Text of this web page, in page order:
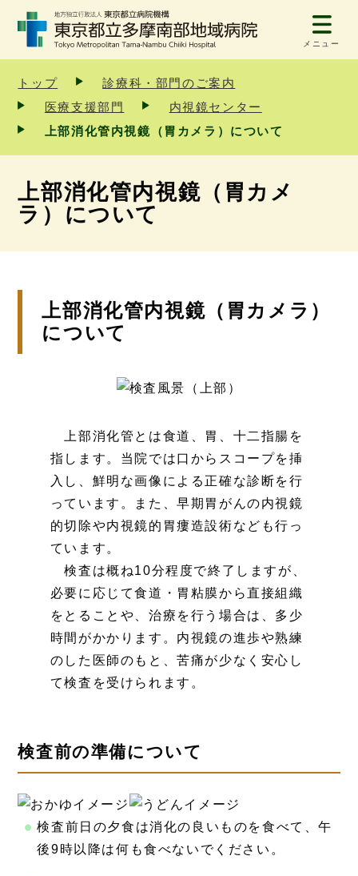
メニュー
トップ
診療科・部門のご案内
医療支援部門
内視鏡センター
上部消化管内視鏡（胃カメラ）について
上部消化管内視鏡（胃カメ
ラ）について
上部消化管内視鏡（胃カメラ）
について
上部消化管とは食道、胃、十二指腸を
指します。当院では口からスコープを挿
入し、鮮明な画像による正確な診断を行
っています。また、早期胃がんの内視鏡
的切除や内視鏡的胃瘻造設術なども行っ
ています。
検査は概ね10分程度で終了しますが、
必要に応じて食道・胃粘膜から直接組織
をとることや、治療を行う場合は、多少
時間がかかります。内視鏡の進歩や熟練
のした医師のもと、苦痛が少なく安心し
て検査を受けられます。
検査前の準備について
検査前日の夕食は消化の良いものを食べて、午
後9時以降は何も食べないでください。